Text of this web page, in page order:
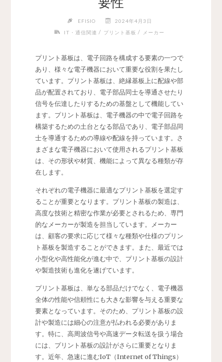
EFISIO
2024年4月3日
IT・通信関連 / プリント基板 / メーカー
プリント基板は、電子回路を構成する要素の一つで
あり、様々な電子機器において重要な役割を果たし
ています。 プリント基板は、絶縁基板上に配線や部
品が配置されており、電子部品同士を導通させたり
信号を伝達したりするための基盤として機能してい
ます。プリント基板は、電子機器の中で電子回路を
構築するための土台となる部品であり、電子部品同
士を導通するための導線や配線を持っています。さ
まざまな電子機器において使用されるプリント基板
は、その形状や材質、機能によって異なる種類が存
在します。
それぞれの電子機器に最適なプリント基板を選定す
ることが重要となります。プリント基板の製造は、
高度な技術と精密な作業が必要とされるため、専門
的なメーカーが製造を担当しています。メーカー
は、顧客の要求に応じて様々な種類や仕様のプリン
ト基板を製造することができます。また、最近では
小型化や高性能化が進む中で、プリント基板の設計
や製造技術も進化を遂げています。
プリント基板は、単なる部品だけでなく、電子機器
全体の性能や信頼性にも大きな影響を与える重要な
要素となっています。そのため、プリント基板の設
計や製造には細心の注意が払われる必要がありま
す。特に、高周波信号や高速データ転送を扱う場合
には、プリント基板の設計がさらに重要となりま
す。近年、急速に進むIoT（Internet of Things）